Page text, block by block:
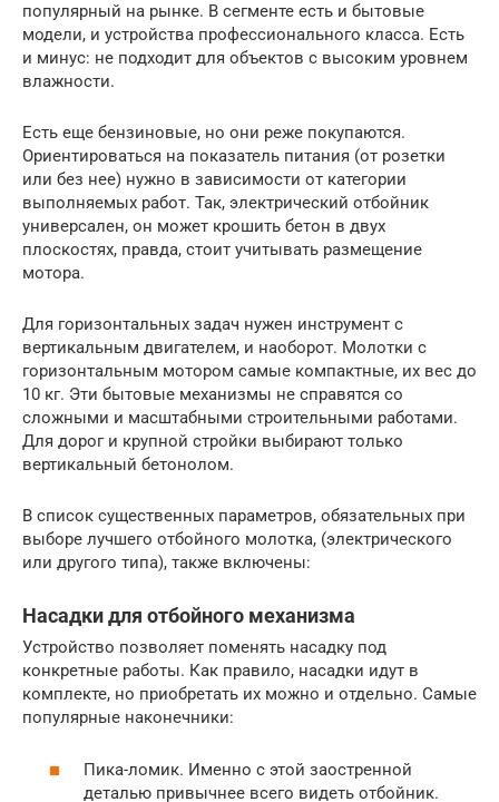
популярный на рынке. В сегменте есть и бытовые
модели, и устройства профессионального класса. Есть
и минус: не подходит для объектов с высоким уровнем
влажности.
Есть еще бензиновые, но они реже покупаются.
Ориентироваться на показатель питания (от розетки
или без нее) нужно в зависимости от категории
выполняемых работ. Так, электрический отбойник
универсален, он может крошить бетон в двух
плоскостях, правда, стоит учитывать размещение
мотора.
Для горизонтальных задач нужен инструмент с
вертикальным двигателем, и наоборот. Молотки с
горизонтальным мотором самые компактные, их вес до
10 кг. Эти бытовые механизмы не справятся со
сложными и масштабными строительными работами.
Для дорог и крупной стройки выбирают только
вертикальный бетонолом.
В список существенных параметров, обязательных при
выборе лучшего отбойного молотка, (электрического
или другого типа), также включены:
Насадки для отбойного механизма
Устройство позволяет поменять насадку под
конкретные работы. Как правило, насадки идут в
комплекте, но приобретать их можно и отдельно. Самые
популярные наконечники:
Пика-ломик. Именно с этой заостренной
деталью привычнее всего видеть отбойник.